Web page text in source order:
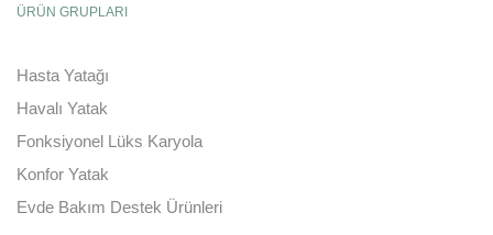
ÜRÜN GRUPLARI
Hasta Yatağı
Havalı Yatak
Fonksiyonel Lüks Karyola
Konfor Yatak
Evde Bakım Destek Ürünleri